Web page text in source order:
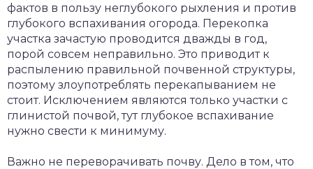
фактов в пользу неглубокого рыхления и против
глубокого вспахивания огорода. Перекопка
участка зачастую проводится дважды в год,
порой совсем неправильно. Это приводит к
распылению правильной почвенной структуры,
поэтому злоупотреблять перекапыванием не
стоит. Исключением являются только участки с
глинистой почвой, тут глубокое вспахивание
нужно свести к минимуму.
Важно не переворачивать почву. Дело в том, что